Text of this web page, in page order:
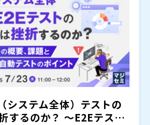
らに、現場で定着・活用されるための
援のポイントを事例とともに、属人化
な改善を実現するためのヒントをお伝
のアプローチは、テスト負荷を大幅に
に、金融システムのように監査や規制
領域でも適用可能なアプローチとして
。
ます。
システム全体）テストの
するのか？ ～E2Eテスト